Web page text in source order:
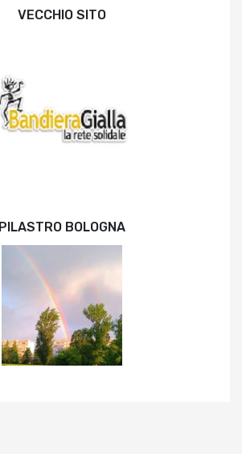
VECCHIO SITO
PILASTRO BOLOGNA